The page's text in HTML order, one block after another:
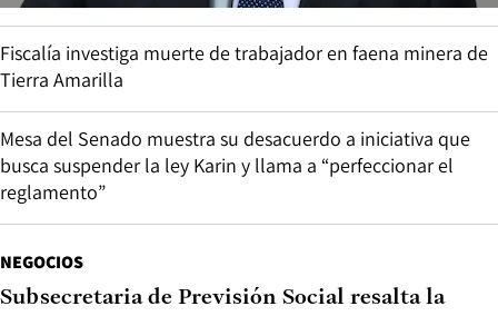
Fiscalía investiga muerte de trabajador en faena minera de
Tierra Amarilla
Mesa del Senado muestra su desacuerdo a iniciativa que
busca suspender la ley Karin y llama a “perfeccionar el
reglamento”
NEGOCIOS
Subsecretaria de Previsión Social resalta la